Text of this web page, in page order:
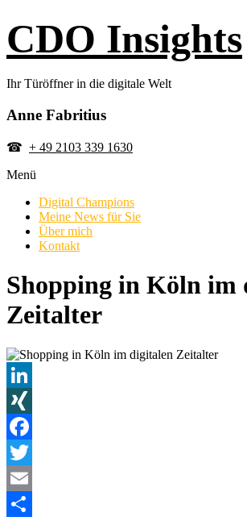
to
content
CDO Insights
Ihr Türöffner in die digitale Welt
Anne Fabritius
☎ + 49 2103 339 1630
Menü
Digital Champions
Meine News für Sie
Über mich
Kontakt
Shopping in Köln im
Zeitalter
LinkedIn
XING
Facebook
Twitter
Email